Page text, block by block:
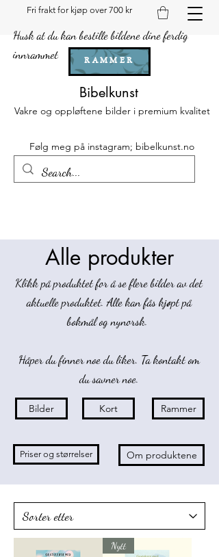
Fri frakt for kjøp over 700 kr
Husk at du kan bestille bildene dine ferdig
innrammet
RAMMER
Bibelkunst
Vakre og oppløftene bilder i premium kvalitet
Følg meg på instagram; bibelkunst.no
Alle produkter
Klikk på produktet for å se flere bilder av det
aktuelle produktet. Alle kan fås kjøpt på
bokmål og nynorsk.
Håper du finner noe du liker. Ta kontakt om
du savner noe.
Bilder Kort Rammer
Priser og størrelser Om produktene
Nytt